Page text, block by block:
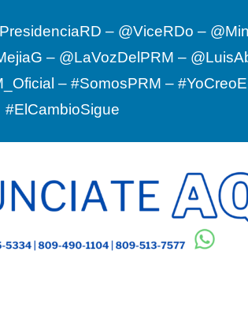
– @ViceRDo –
– @LaVozDelPRM –
– #SomosPRM –
#ElCambioSigue